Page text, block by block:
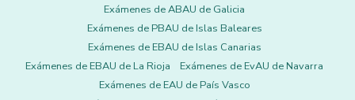
Exámenes de ABAU de Galicia
Exámenes de PBAU de Islas Baleares
Exámenes de EBAU de Islas Canarias
Exámenes de EBAU de La Rioja
Exámenes de EvAU de Navarra
Exámenes de EAU de País Vasco